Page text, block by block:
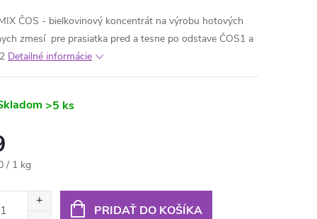
ČOS - bielkovinový koncentrát na výrobu hotových
zmesí pre prasiatka pred a tesne po odstave ČOS1 a
Detailné informácie
>5 ks
/ 1 kg
PRIDAŤ DO KOŠÍKA